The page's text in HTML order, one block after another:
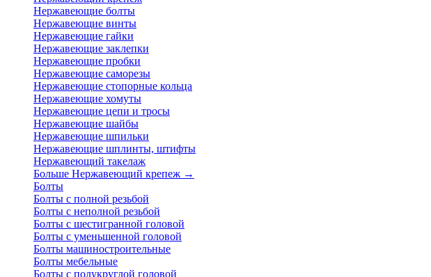
Нержавеющие болты
Нержавеющие винты
Нержавеющие гайки
Нержавеющие заклепки
Нержавеющие пробки
Нержавеющие саморезы
Нержавеющие стопорные кольца
Нержавеющие хомуты
Нержавеющие цепи и тросы
Нержавеющие шайбы
Нержавеющие шпильки
Нержавеющие шплинты, штифты
Нержавеющий такелаж
Больше Нержавеющий крепеж →
Болты
Болты с полной резьбой
Болты с неполной резьбой
Болты с шестигранной головой
Болты с уменьшенной головой
Болты машиностроительные
Болты мебельные
Болты с полукруглой головой